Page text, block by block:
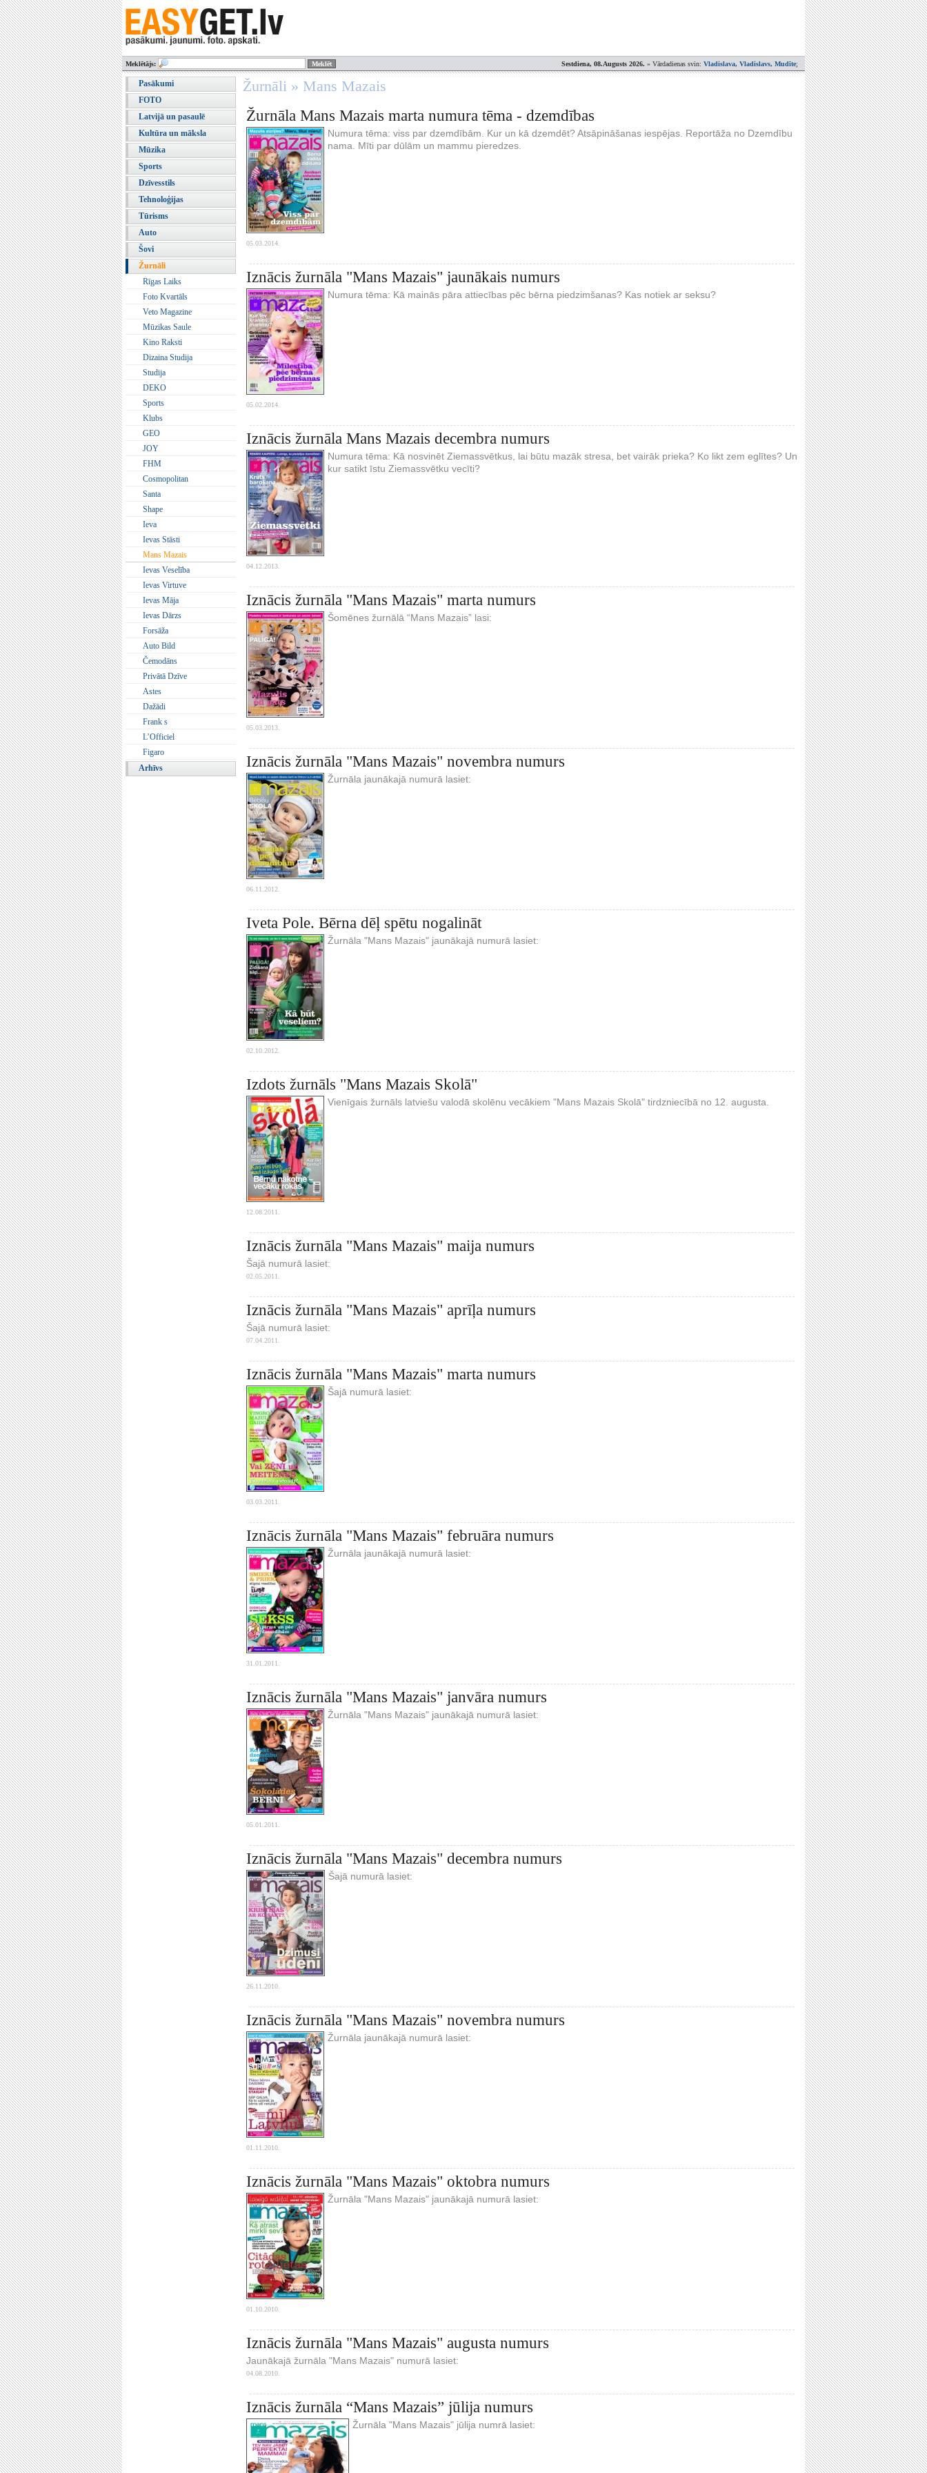
Sestdiena, 08.Augusts 2026. » Vārdadienas svin: Vladislava, Vladislavs, Mudīte;
Meklētājs:
Pasākumi
FOTO
Latvijā un pasaulē
Kultūra un māksla
Mūzika
Sports
Dzīvesstils
Tehnoloģijas
Tūrisms
Auto
Šovi
Žurnāli
Rīgas Laiks
Foto Kvartāls
Veto Magazine
Mūzikas Saule
Kino Raksti
Dizaina Studija
Studija
DEKO
Sports
Klubs
GEO
JOY
FHM
Cosmopolitan
Santa
Shape
Ieva
Ievas Stāsti
Mans Mazais
Ievas Veselība
Ievas Virtuve
Ievas Māja
Ievas Dārzs
Forsāža
Auto Bild
Čemodāns
Privātā Dzīve
Astes
Dažādi
Frank s
L’Officiel
Figaro
Arhīvs
Žurnāli » Mans Mazais
Žurnāla Mans Mazais marta numura tēma - dzemdības
Numura tēma: viss par dzemdībām. Kur un kā dzemdēt? Atsāpināšanas iespējas. Reportāža no Dzemdību
nama. Mīti par dūlām un mammu pieredzes.
05.03.2014.
Iznācis žurnāla "Mans Mazais" jaunākais numurs
Numura tēma: Kā mainās pāra attiecības pēc bērna piedzimšanas? Kas notiek ar seksu?
05.02.2014.
Iznācis žurnāla Mans Mazais decembra numurs
Numura tēma: Kā nosvinēt Ziemassvētkus, lai būtu mazāk stresa, bet vairāk prieka? Ko likt zem eglītes? Un
kur satikt īstu Ziemassvētku vecīti?
04.12.2013.
Iznācis žurnāla "Mans Mazais" marta numurs
Šomēnes žurnālā “Mans Mazais” lasi:
05.03.2013.
Iznācis žurnāla "Mans Mazais" novembra numurs
Žurnāla jaunākajā numurā lasiet:
06.11.2012.
Iveta Pole. Bērna dēļ spētu nogalināt
Žurnāla "Mans Mazais" jaunākajā numurā lasiet:
02.10.2012.
Izdots žurnāls "Mans Mazais Skolā"
Vienīgais žurnāls latviešu valodā skolēnu vecākiem "Mans Mazais Skolā" tirdzniecībā no 12. augusta.
12.08.2011.
Iznācis žurnāla "Mans Mazais" maija numurs
Šajā numurā lasiet:
02.05.2011.
Iznācis žurnāla "Mans Mazais" aprīļa numurs
Šajā numurā lasiet:
07.04.2011.
Iznācis žurnāla "Mans Mazais" marta numurs
Šajā numurā lasiet:
03.03.2011.
Iznācis žurnāla "Mans Mazais" februāra numurs
Žurnāla jaunākajā numurā lasiet:
31.01.2011.
Iznācis žurnāla "Mans Mazais" janvāra numurs
Žurnāla "Mans Mazais" jaunākajā numurā lasiet:
05.01.2011.
Iznācis žurnāla "Mans Mazais" decembra numurs
Šajā numurā lasiet:
26.11.2010.
Iznācis žurnāla "Mans Mazais" novembra numurs
Žurnāla jaunākajā numurā lasiet:
01.11.2010.
Iznācis žurnāla "Mans Mazais" oktobra numurs
Žurnāla "Mans Mazais" jaunākajā numurā lasiet:
01.10.2010.
Iznācis žurnāla "Mans Mazais" augusta numurs
Jaunākajā žurnāla "Mans Mazais" numurā lasiet:
04.08.2010.
Iznācis žurnāla “Mans Mazais” jūlija numurs
Žurnāla "Mans Mazais" jūlija numrā lasiet: